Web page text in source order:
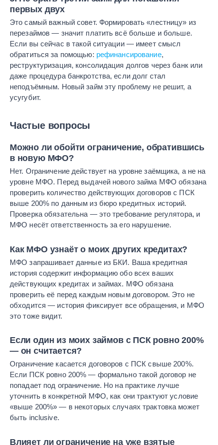
первых двух
Это самый важный совет. Формировать «лестницу» из
перезаймов — значит платить всё больше и больше.
Если вы сейчас в такой ситуации — имеет смысл
обратиться за помощью: рефинансирование,
реструктуризация, консолидация долгов через банк или
даже процедура банкротства, если долг стал
неподъёмным. Новый займ эту проблему не решит, а
усугубит.
Частые вопросы
Можно ли обойти ограничение, обратившись
в новую МФО?
Нет. Ограничение действует на уровне заёмщика, а не на
уровне МФО. Перед выдачей нового займа МФО обязана
проверить количество действующих договоров с ПСК
выше 200% по данным из бюро кредитных историй.
Проверка обязательна — это требование регулятора, и
МФО несёт ответственность за его нарушение.
Как МФО узнаёт о моих других кредитах?
МФО запрашивает данные из БКИ. Ваша кредитная
история содержит информацию обо всех ваших
действующих кредитах и займах. МФО обязана
проверить её перед каждым новым договором. Это не
обходится — история фиксирует все обращения, и МФО
это тоже видит.
Если один из моих займов с ПСК ровно 200%
— он считается?
Ограничение касается договоров с ПСК свыше 200%.
Если ПСК ровно 200% — формально такой договор не
попадает под ограничение. Но на практике лучше
уточнить в конкретной МФО, как они трактуют условие
«выше 200%» — в некоторых случаях трактовка может
быть inclusive.
Влияет ли ограничение на уже взятые